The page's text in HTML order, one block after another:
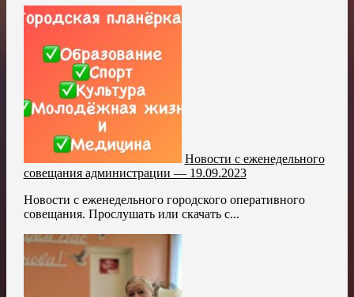
Новости с еженедельного
совещания администрации — 19.09.2023
Новости с еженедельного городского оперативного
совещания. Прослушать или скачать с...